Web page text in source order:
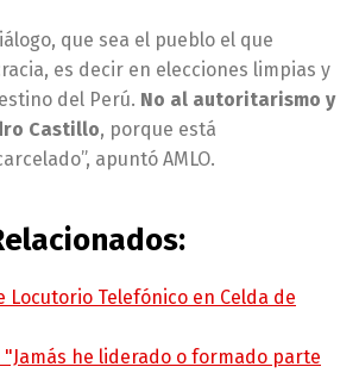
que sea el pueblo el que
es decir en elecciones limpias y
del Perú. No al autoritarismo y
Castillo, porque está
apuntó AMLO.
Locutorio Telefónico en Celda de
"Jamás he liderado o formado parte